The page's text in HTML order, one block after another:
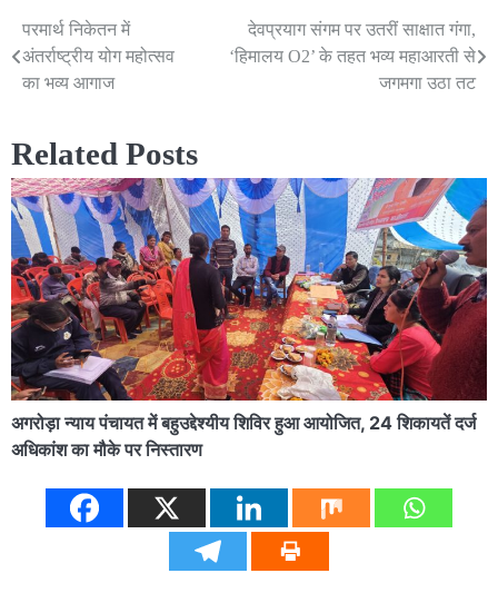
Post
navigation
परमार्थ निकेतन में
अंतर्राष्ट्रीय योग महोत्सव
का भव्य आगाज
देवप्रयाग संगम पर उतरीं साक्षात गंगा,
‘हिमालय O2’ के तहत भव्य महाआरती से
जगमगा उठा तट
Related Posts
अगरोड़ा न्याय पंचायत में बहुउद्देश्यीय शिविर हुआ आयोजित, 24 शिकायतें दर्ज
अधिकांश का मौके पर निस्तारण